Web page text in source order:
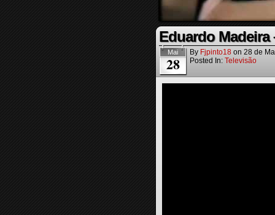
Eduardo Madeira
Mai
28
By Fjpinto18 on 28 de
Posted In: Televisão